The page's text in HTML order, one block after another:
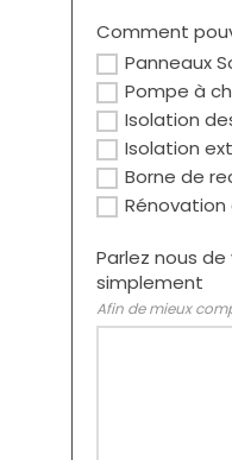
Comment
Panneaux
Pompe à
Isolation
Isolation
Borne de
Parlez nous
simplement
Afin de mieux